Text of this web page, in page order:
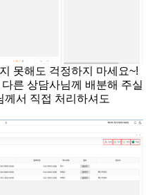
못해도 걱정하지 마세요~!
른 상담사님께 배분해 주실
께서 직접 처리하셔도